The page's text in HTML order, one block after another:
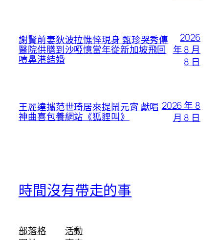
謝賢前妻狄波拉憔悴現身 甄珍哭秀傳
醫院供膳到沙啞憶當年從新加坡飛回
噴鼻港結婚
2026
年 8 月
8 日
王麗達攜范世琦居來提鬧元宵 獻唱
神曲喜包養網站《狐貍叫》
2026 年 8
月 8 日
時間沒有帶走的事
部落格
活動